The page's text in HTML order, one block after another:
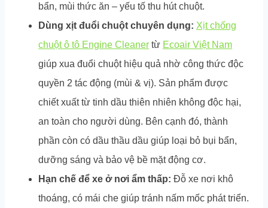
bẩn, mùi thức ăn – yếu tố thu hút chuột.
Dùng xịt đuổi chuột chuyên dụng: Xịt chống
chuột ô tô Engine Cleaner từ Ecoair Việt Nam
giúp xua đuổi chuột hiệu quả nhờ công thức độc
quyền 2 tác động (mùi & vị). Sản phẩm được
chiết xuất từ tinh dầu thiên nhiên không độc hại,
an toàn cho người dùng. Bên cạnh đó, thành
phần còn có dầu thầu dầu giúp loại bỏ bụi bẩn,
dưỡng sáng và bảo vệ bề mặt động cơ.
Hạn chế để xe ở nơi ẩm thấp: Đỗ xe nơi khô
thoáng, có mái che giúp tránh nấm mốc phát triển.